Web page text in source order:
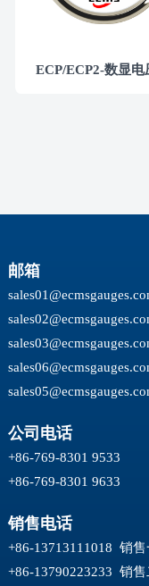
ECP/ECP2-数显电
邮箱
公司电话
+86-769-8301 9533
+86-769-8301 9633
销售电话
+86-13713111018 销售
+86-13790223233 销售